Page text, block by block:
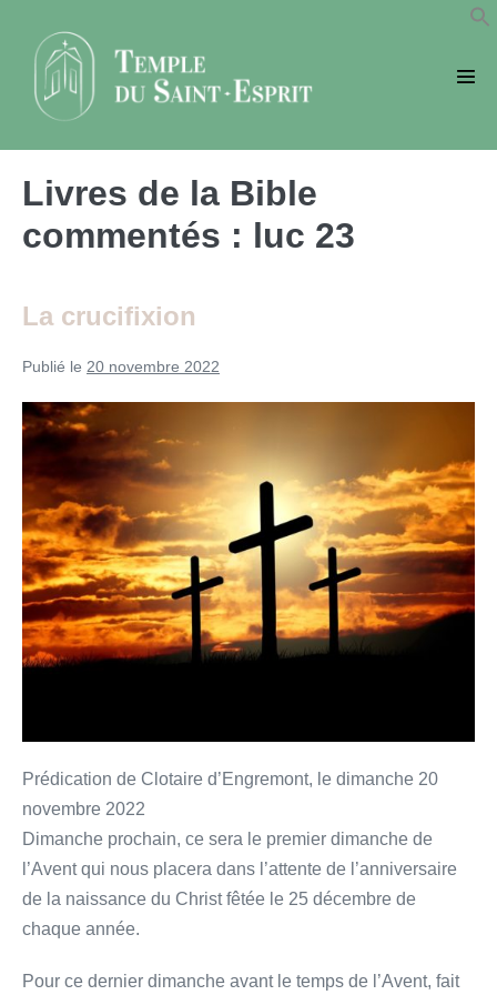
contenu
Livres de la Bible
commentés : luc 23
La crucifixion
Publié le 20 novembre 2022
La
crucifixion
Prédication de Clotaire d’Engremont, le dimanche 20
novembre 2022
Dimanche prochain, ce sera le premier dimanche de
l’Avent qui nous placera dans l’attente de l’anniversaire
de la naissance du Christ fêtée le 25 décembre de
chaque année.
Pour ce dernier dimanche avant le temps de l’Avent, fait